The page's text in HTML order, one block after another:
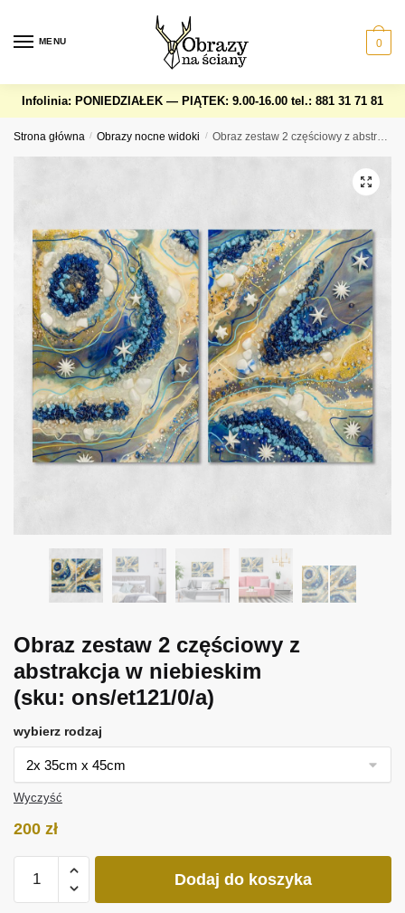
navigation
content
MENU 0
Infolinia: PONIEDZIAŁEK — PIĄTEK: 9.00-16.00 tel.: 881 31 71 81
Strona główna / Obrazy nocne widoki / Obraz zestaw 2 częściowy z abstrakcja w niebieskim
Obraz zestaw 2 częściowy z
abstrakcja w niebieskim
(sku: ons/et121/0/a)
wybierz rodzaj
Wyczyść
200 zł
Obraz
Dodaj do koszyka